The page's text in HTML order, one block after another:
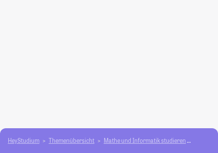
HeyStudium Themenübersicht Mathe und Informatik studieren